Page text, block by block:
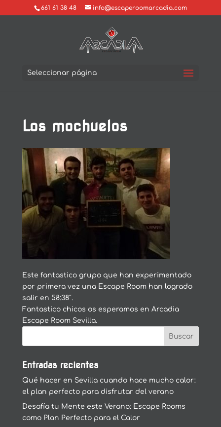
661 61 38 48 info@escaperoomarcadia.com
Seleccionar página
Los mochuelos
Este fantastico grupo que han experimentado
por primera vez una Escape Room han logrado
salir en 58:38″.
Fantastico chicos os esperamos en Arcadia
Escape Room Sevilla.
Entradas recientes
Qué hacer en Sevilla cuando hace mucho calor:
el plan perfecto para disfrutar del verano
Desafía tu Mente este Verano: Escape Rooms
como Plan Perfecto para el Calor